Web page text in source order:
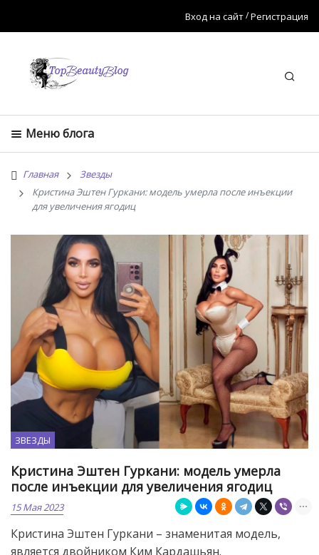
Вход на сайт Регистрация
Меню блога
Главная
Звезды
Кристина Эштен Гуркани: модель умерла после инъекции
для увеличения ягодиц
ЗВЕЗДЫ
Кристина Эштен Гуркани: модель умерла
после инъекции для увеличения ягодиц
15 Мая 2023
Кристина Эштен Гуркани – знаменитая модель,
является двойником Ким Кардашьян.